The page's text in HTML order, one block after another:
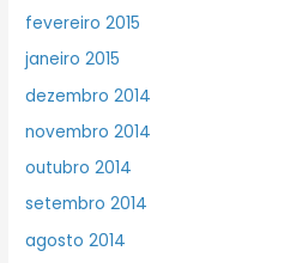
fevereiro 2015
janeiro 2015
dezembro 2014
novembro 2014
outubro 2014
setembro 2014
agosto 2014